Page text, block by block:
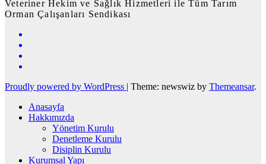
Veteriner Hekim ve Sağlık Hizmetleri ile Tüm Tarım
Orman Çalışanları Sendikası
Proudly powered by WordPress | Theme: newswiz by Themeansar.
Anasayfa
Hakkımızda
Yönetim Kurulu
Denetleme Kurulu
Disiplin Kurulu
Kurumsal Yapı